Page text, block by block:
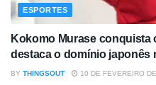
ESPORTES
Kokomo Murase conquista
destaca o domínio japonês
BY THINGSOUT 10 DE FEVEREIRO